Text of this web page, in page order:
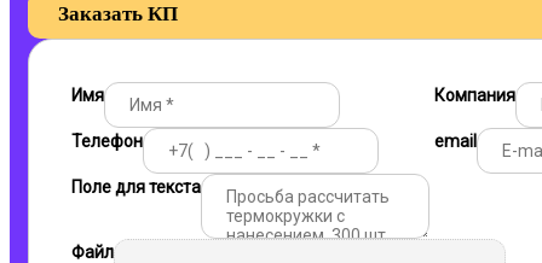
Заказать КП
Имя Компания
Телефон email
Поле для текста
Файл